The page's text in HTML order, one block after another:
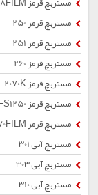
مستربچ قرمز 250
مستربچ قرمز 251
مستربچ قرمز 260
مستربچ قرمز 2070K
مستربچ قرمز FS1250
مستربچ قرمز 270FILM
مستربچ آبی 301
مستربچ آبی 303
مستربچ آبی 310